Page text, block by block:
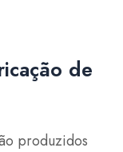
de
produzidos